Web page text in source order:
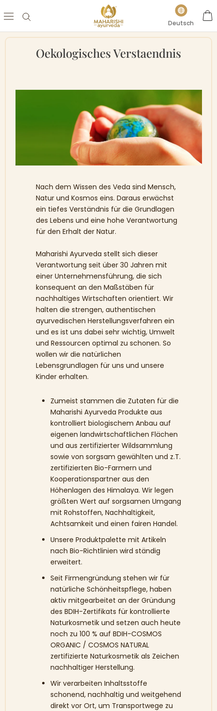
zum
Sprache
Deutsch
Oekologisches Verstaendnis
Nach dem Wissen des Veda sind Mensch,
Natur und Kosmos eins. Daraus erwächst
ein tiefes Verständnis für die Grundlagen
des Lebens und eine hohe Verantwortung
für den Erhalt der Natur.
Maharishi Ayurveda stellt sich dieser
Verantwortung seit über 30 Jahren mit
einer Unternehmensführung, die sich
konsequent an den Maßstäben für
nachhaltiges Wirtschaften orientiert. Wir
halten die strengen, authentischen
ayurvedischen Herstellungsverfahren ein
und es ist uns dabei sehr wichtig, Umwelt
und Ressourcen optimal zu schonen. So
wollen wir die natürlichen
Lebensgrundlagen für uns und unsere
Kinder erhalten.
Zumeist stammen die Zutaten für die
Maharishi Ayurveda Produkte aus
kontrolliert biologischem Anbau auf
eigenen landwirtschaftlichen Flächen
und aus zertifizierter Wildsammlung
sowie von sorgsam gewählten und z.T.
zertifizierten Bio-Farmern und
Kooperationspartner aus den
Höhenlagen des Himalaya. Wir legen
größten Wert auf sorgsamen Umgang
mit Rohstoffen, Nachhaltigkeit,
Achtsamkeit und einen fairen Handel.
Unsere Produktpalette mit Artikeln
nach Bio-Richtlinien wird ständig
erweitert.
Seit Firmengründung stehen wir für
natürliche Schönheitspflege, haben
aktiv mitgearbeitet an der Gründung
des BDIH-Zertifikats für kontrollierte
Naturkosmetik und setzen auch heute
noch zu 100 % auf BDIH-COSMOS
ORGANIC / COSMOS NATURAL
zertifizierte Naturkosmetik als Zeichen
nachhaltiger Herstellung.
Wir verarbeiten Inhaltsstoffe
schonend, nachhaltig und weitgehend
direkt vor Ort, um Transportwege zu